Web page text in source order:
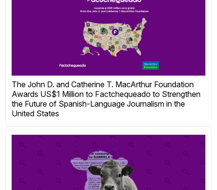
The John D. and Catherine T. MacArthur Foundation
Awards US$1 Million to Factchequeado to Strengthen
the Future of Spanish-Language Journalism in the
United States